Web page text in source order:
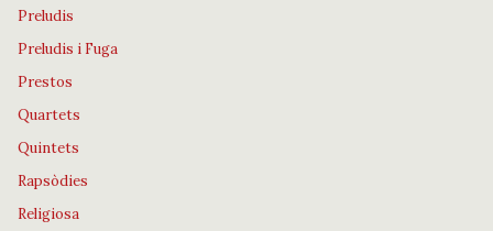
Preludis
Preludis i Fuga
Prestos
Quartets
Quintets
Rapsòdies
Religiosa